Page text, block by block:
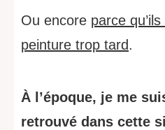
Ou encore parce
peinture trop tard.
À l’époque, je me
retrouvé dans cette